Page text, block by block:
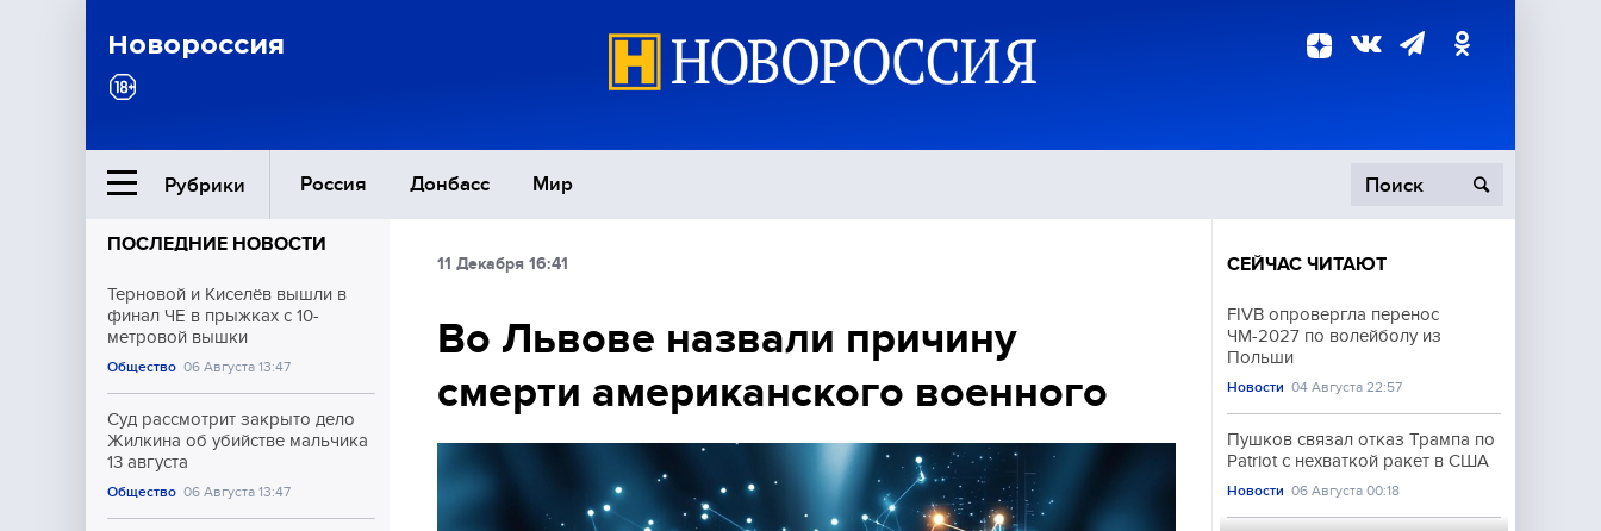
Новороссия
Рубрики Россия Донбасс Мир
Ближний Восток
Общество
Экономика
Происшествия
Культура
Спорт
ПОСЛЕДНИЕ НОВОСТИ
Терновой и Киселёв вышли в
финал ЧЕ в прыжках с 10-
метровой вышки
Общество 06 Августа 13:47
Суд рассмотрит закрыто дело
Жилкина об убийстве мальчика
13 августа
Общество 06 Августа 13:47
11 Декабря 16:41
Во Львове назвали причину
смерти американского военного
СЕЙЧАС ЧИТАЮТ
FIVB опровергла перенос
ЧМ-2027 по волейболу из
Польши
Новости 04 Августа 22:57
Пушков связал отказ Трампа по
Patriot с нехваткой ракет в США
Новости 06 Августа 00:18